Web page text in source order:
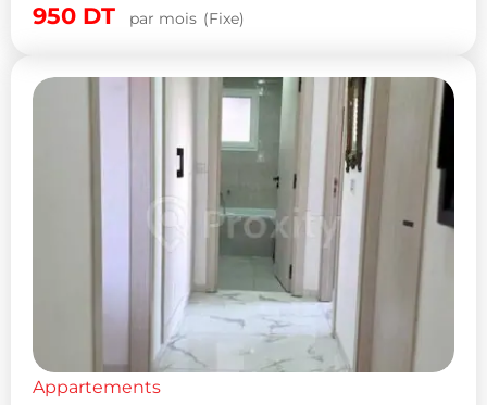
950 DT par mois (Fixe)
Appartements